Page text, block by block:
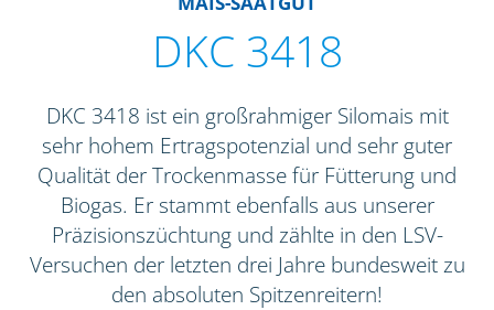
DKC 3418
DKC 3418 ist ein großrahmiger Silomais mit
sehr hohem Ertragspotenzial und sehr guter
Qualität der Trockenmasse für Fütterung und
Biogas. Er stammt ebenfalls aus unserer
Präzisionszüchtung und zählte in den LSV-
Versuchen der letzten drei Jahre bundesweit zu
den absoluten Spitzenreitern!